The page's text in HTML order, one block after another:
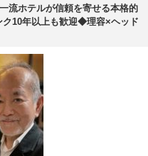
流ホテルが信頼を寄せる本格的
10年以上も歓迎◆理容×ヘッド